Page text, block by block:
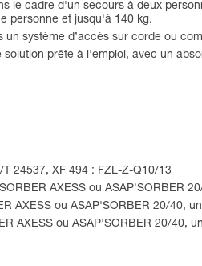
le cadre d'un secours à deux
personne et jusqu'à 140 kg.
système d’accès sur corde ou
prête à l'emploi, avec un
24537, XF 494 : FZL-Z-Q10/13
AXESS ou ASAP'SORBER
AXESS ou ASAP'SORBER 20/40,
AXESS ou ASAP'SORBER 20/40,